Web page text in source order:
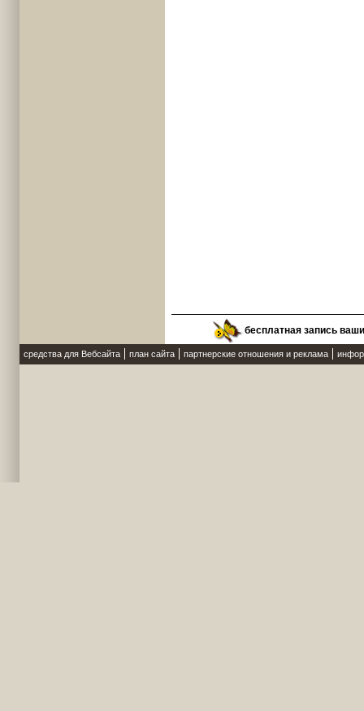
бесплатная запись
средства для Вебсайта план сайта партнерские отношения и реклама